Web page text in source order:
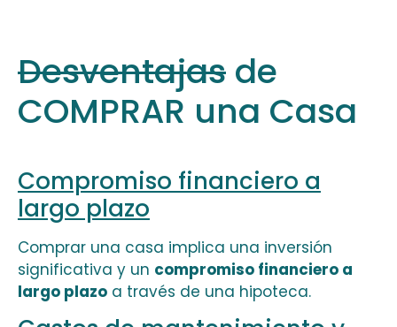
Desventajasde
COMPRAR una Casa
Compromiso financiero a
largo plazo
Comprar una casa implica una inversión
significativa y un compromiso financiero a
largo plazoa través de una hipoteca.